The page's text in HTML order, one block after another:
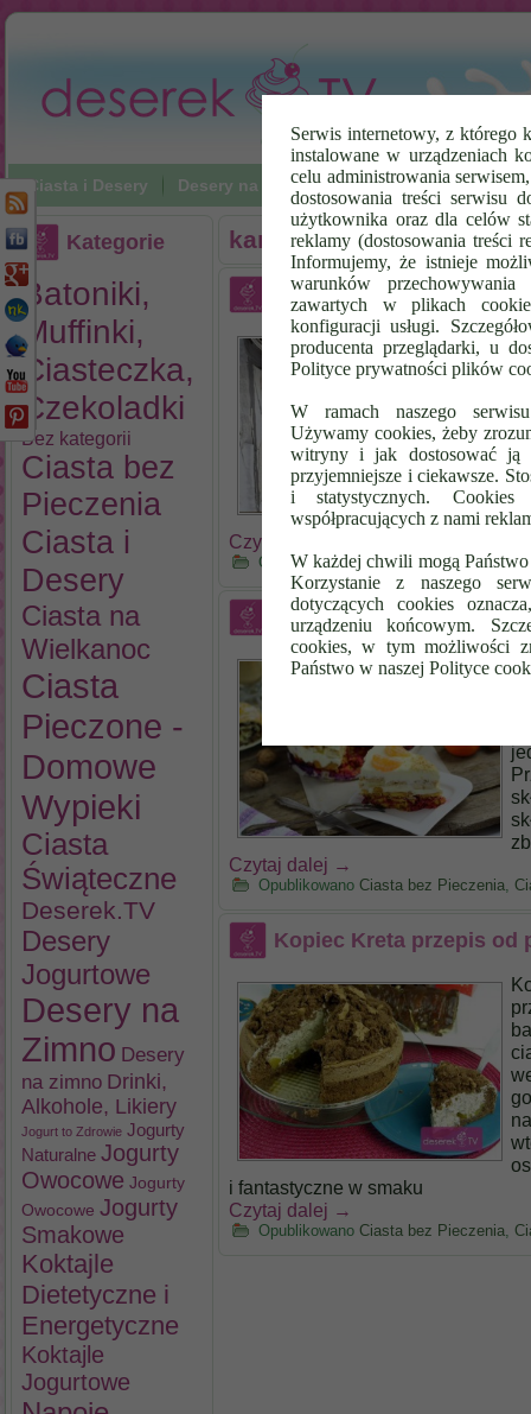
Serwis internetowy, z którego
instalowane w urządzeniach
celu administrowania
dostosowania treści serwisu
użytkownika oraz dla celów
reklamy (dostosowania treści
Informujemy, że istnieje
warunków
zawartych w plikach
konfiguracji usługi.
producenta przeglądarki, u
Polityce prywatności plików
W ramach naszego
Używamy cookies, żeby
witryny i jak dostosować ją
przyjemniejsze i ciekawsze.
i statystycznych.
współpracujących z nami
W każdej chwili mogą
Korzystanie z naszego
dotyczących cookies
urządzeniu końcowym.
cookies, w tym możliwości
Państwo w naszej Polityce
Ciasta i Desery Desery na zimno Napoje Poradniki
Kategorie
Batoniki,
Muffinki,
Ciasteczka,
Czekoladki
Bez kategorii
Ciasta bez
Pieczenia
Ciasta i
Desery
Ciasta na
Wielkanoc
Ciasta
Pieczone -
Domowe
Wypieki
Ciasta
Świąteczne
Deserek.TV
Desery
Jogurtowe
Desery na
Zimno Desery
na zimno Drinki,
Alkohole, Likiery
Jogurt to Zdrowie Jogurty
Naturalne Jogurty
Owocowe Jogurty
Owocowe Jogurty
Smakowe
Koktajle
Dietetyczne i
Energetyczne
Koktajle
Jogurtowe
karpatka
Sernik Islandzki
Czytaj dalej
Opublikowano Ciasta bez Pieczenia,
Tort bez pieczenia
Czytaj dalej →
Opublikowano Ciasta bez Pieczenia,
Kopiec Kreta przepis od
i fantastyczne w smaku
Czytaj dalej →
Opublikowano Ciasta bez Pieczenia,